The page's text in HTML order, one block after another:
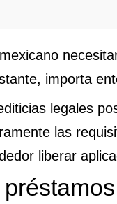
importa
legales
las
liberar